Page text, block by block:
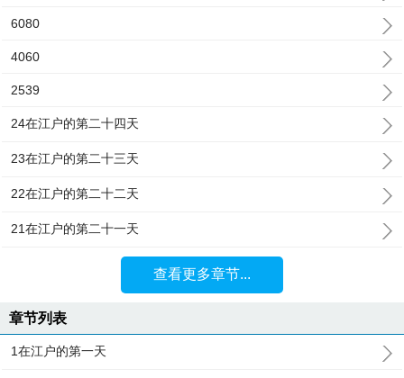
6080
4060
2539
24在江户的第二十四天
23在江户的第二十三天
22在江户的第二十二天
21在江户的第二十一天
查看更多章节...
章节列表
1在江户的第一天